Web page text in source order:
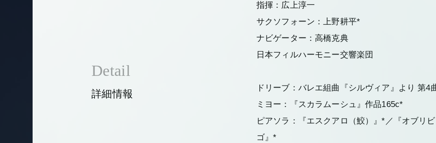
Detail
詳細情報
指揮：広上淳一
サクソフォーン：上野耕平*
ナビゲーター：高橋克典
日本フィルハーモニー交響楽団
ドリーブ：バレエ組曲『シルヴィア』より 第4
ミヨー：『スカラムーシュ』作品165c*
ピアソラ：『エスクアロ（鮫）』*／『オブリ
ゴ』*